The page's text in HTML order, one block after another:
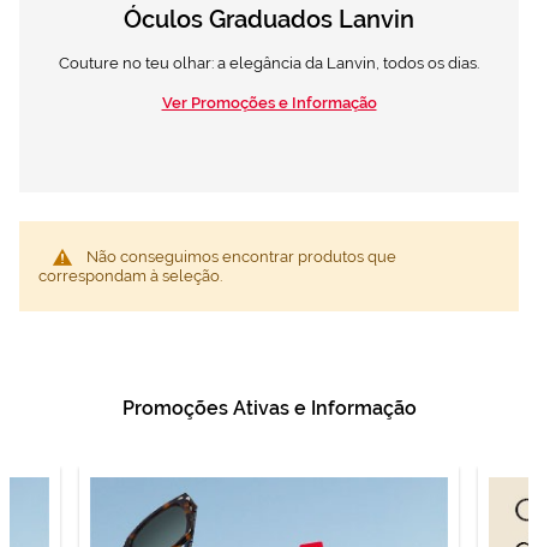
Óculos Graduados Lanvin
Couture no teu olhar: a elegância da Lanvin, todos os dias.
Ver Promoções e Informação
Não conseguimos encontrar produtos que
correspondam à seleção.
Promoções Ativas e Informação